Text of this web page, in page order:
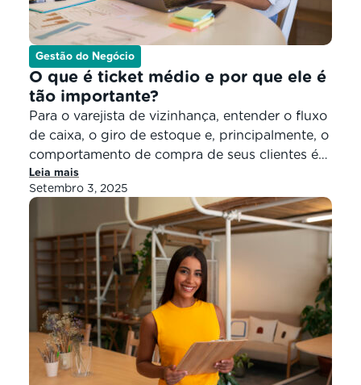
Gestão do Negócio
O que é ticket médio e por que ele é
tão importante?
Para o varejista de vizinhança, entender o fluxo
de caixa, o giro de estoque e, principalmente, o
comportamento de compra de seus clientes é
fundamental para a sobrevivência e o
crescimento do negócio. Em meio a tantos
indicadores, um dos mais importantes e, por
vezes, negligenciado, é o ticket médio. De
forma simples e direta, […]
Leia mais
Setembro 3, 2025